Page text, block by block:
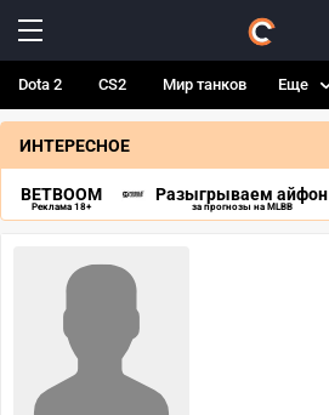
Dota 2 CS2 Мир танков Еще
ИНТЕРЕСНОЕ
BETBOOM
Реклама 18+
Разыгрываем айфон
за прогнозы на MLBB